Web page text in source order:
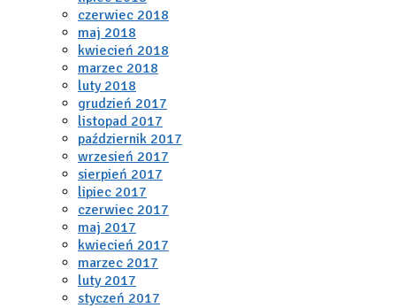
czerwiec 2018
maj 2018
kwiecień 2018
marzec 2018
luty 2018
grudzień 2017
listopad 2017
październik 2017
wrzesień 2017
sierpień 2017
lipiec 2017
czerwiec 2017
maj 2017
kwiecień 2017
marzec 2017
luty 2017
styczeń 2017